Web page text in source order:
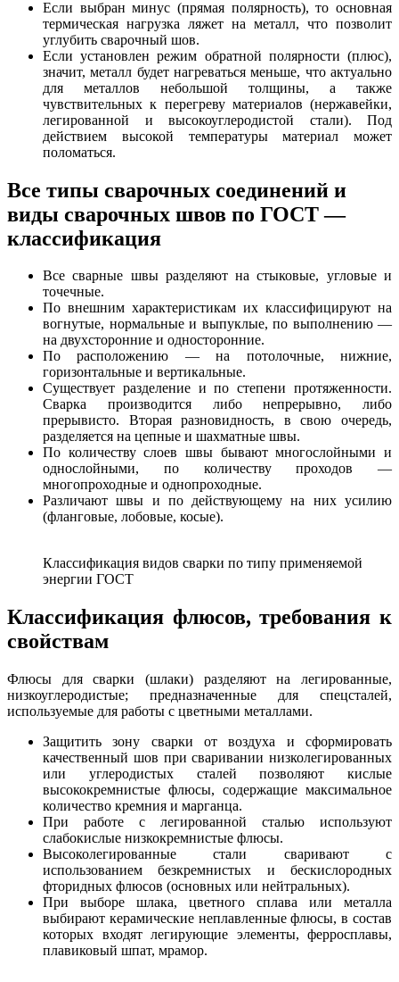
Если выбран минус (прямая полярность), то основная
термическая нагрузка ляжет на металл, что позволит
углубить сварочный шов.
Если установлен режим обратной полярности (плюс),
значит, металл будет нагреваться меньше, что актуально
для металлов небольшой толщины, а также
чувствительных к перегреву материалов (нержавейки,
легированной и высокоуглеродистой стали). Под
действием высокой температуры материал может
поломаться.
Все типы сварочных соединений и
виды сварочных швов по ГОСТ —
классификация
Все сварные швы разделяют на стыковые, угловые и
точечные.
По внешним характеристикам их классифицируют на
вогнутые, нормальные и выпуклые, по выполнению —
на двухсторонние и односторонние.
По расположению — на потолочные, нижние,
горизонтальные и вертикальные.
Существует разделение и по степени протяженности.
Сварка производится либо непрерывно, либо
прерывисто. Вторая разновидность, в свою очередь,
разделяется на цепные и шахматные швы.
По количеству слоев швы бывают многослойными и
однослойными, по количеству проходов —
многопроходные и однопроходные.
Различают швы и по действующему на них усилию
(фланговые, лобовые, косые).
Классификация видов сварки по типу применяемой
энергии ГОСТ
Классификация флюсов, требования к
свойствам
Флюсы для сварки (шлаки) разделяют на легированные,
низкоуглеродистые; предназначенные для спецсталей,
используемые для работы с цветными металлами.
Защитить зону сварки от воздуха и сформировать
качественный шов при сваривании низколегированных
или углеродистых сталей позволяют кислые
высококремнистые флюсы, содержащие максимальное
количество кремния и марганца.
При работе с легированной сталью используют
слабокислые низкокремнистые флюсы.
Высоколегированные стали сваривают с
использованием безкремнистых и бескислородных
фторидных флюсов (основных или нейтральных).
При выборе шлака, цветного сплава или металла
выбирают керамические неплавленные флюсы, в состав
которых входят легирующие элементы, ферросплавы,
плавиковый шпат, мрамор.